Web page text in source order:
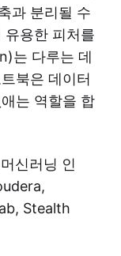
과 분리될 수
유용한 피처를
는 다루는 데
북은 데이터
는 역할을 합
신러닝 인
Stealth